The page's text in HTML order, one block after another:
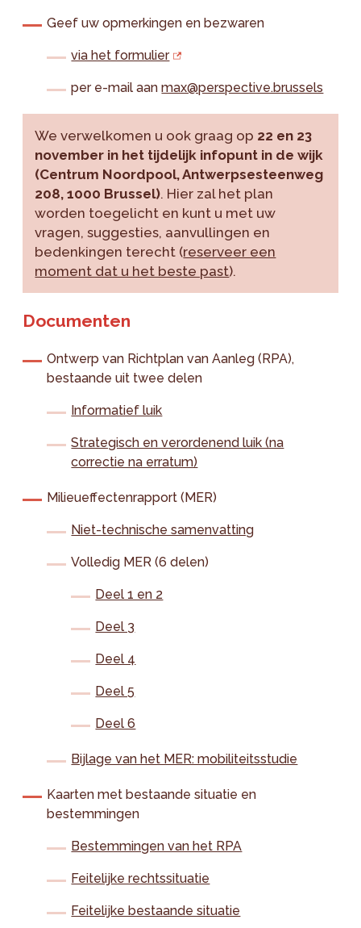
Geef uw opmerkingen en bezwaren
via het formulier
per e-mail aanmax@perspective.brussels
We verwelkomen u ook graag op 22 en 23
november in het tijdelijk infopunt in de wijk
(Centrum Noordpool, Antwerpsesteenweg
208, 1000 Brussel). Hier zal het plan
worden toegelicht en kunt u met uw
vragen, suggesties, aanvullingen en
bedenkingen terecht (reserveer een
moment dat u het beste past).
Documenten
Ontwerp van Richtplan van Aanleg (RPA),
bestaande uit twee delen
Informatief luik
Strategisch en verordenend luik (na
correctie na erratum)
Milieueffectenrapport (MER)
Niet-technische samenvatting
Volledig MER (6 delen)
Deel 1 en 2
Deel 3
Deel 4
Deel 5
Deel 6
Bijlage van het MER: mobiliteitsstudie
Kaarten met bestaande situatie en
bestemmingen
Bestemmingen van het RPA
Feitelijke rechtssituatie
Feitelijke bestaande situatie